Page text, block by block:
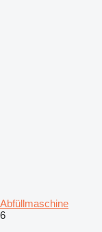
Abfüllmaschine
6